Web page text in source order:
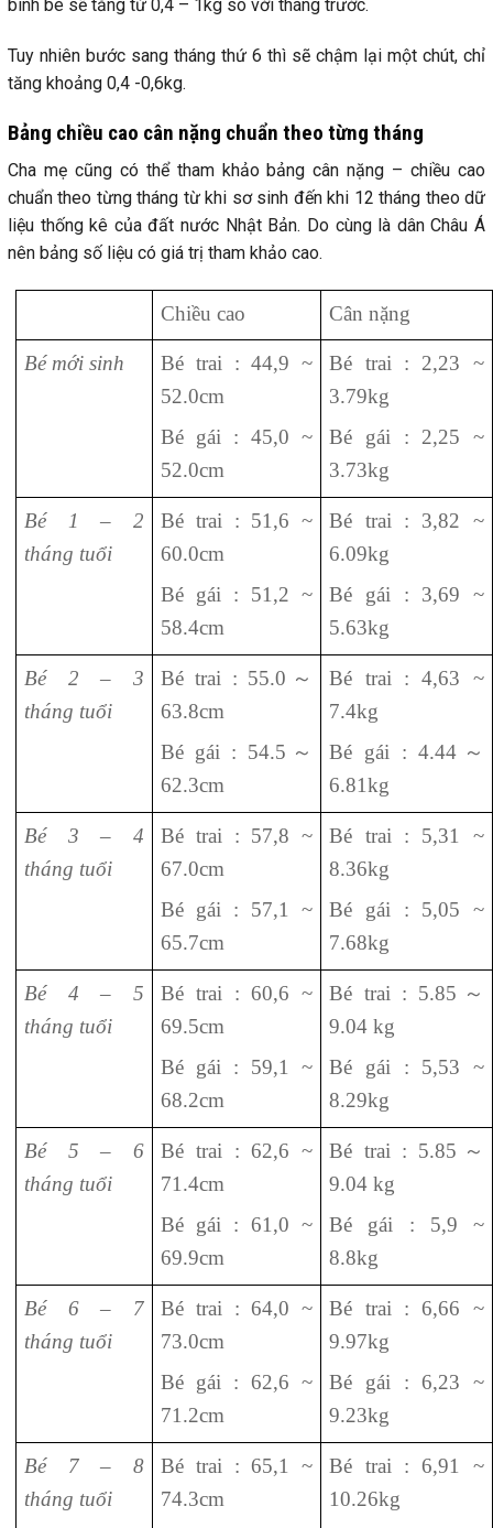
bình bé sẽ tăng từ 0,4 – 1kg so với tháng trước.
Tuy nhiên bước sang tháng thứ 6 thì sẽ chậm lại một chút, chỉ
tăng khoảng 0,4 -0,6kg.
Bảng chiều cao cân nặng chuẩn theo từng tháng
Cha mẹ cũng có thể tham khảo bảng cân nặng – chiều cao
chuẩn theo từng tháng từ khi sơ sinh đến khi 12 tháng theo dữ
liệu thống kê của đất nước Nhật Bản. Do cùng là dân Châu Á
nên bảng số liệu có giá trị tham khảo cao.
Chiều cao Cân nặng
Bé mới sinh
Bé trai : 44,9 ~
52.0cm
Bé gái : 45,0 ~
52.0cm
Bé trai : 2,23 ~
3.79kg
Bé gái : 2,25 ~
3.73kg
Bé 1 – 2
tháng tuổi
Bé trai : 51,6 ~
60.0cm
Bé gái : 51,2 ~
58.4cm
Bé trai : 3,82 ~
6.09kg
Bé gái : 3,69 ~
5.63kg
Bé 2 – 3
tháng tuổi
Bé trai : 55.0 ～
63.8cm
Bé gái : 54.5 ～
62.3cm
Bé trai : 4,63 ~
7.4kg
Bé gái : 4.44 ～
6.81kg
Bé 3 – 4
tháng tuổi
Bé trai : 57,8 ~
67.0cm
Bé gái : 57,1 ~
65.7cm
Bé trai : 5,31 ~
8.36kg
Bé gái : 5,05 ~
7.68kg
Bé 4 – 5
tháng tuổi
Bé trai : 60,6 ~
69.5cm
Bé gái : 59,1 ~
68.2cm
Bé trai : 5.85 ～
9.04 kg
Bé gái : 5,53 ~
8.29kg
Bé 5 – 6
tháng tuổi
Bé trai : 62,6 ~
71.4cm
Bé gái : 61,0 ~
69.9cm
Bé trai : 5.85 ～
9.04 kg
Bé gái : 5,9 ~
8.8kg
Bé 6 – 7
tháng tuổi
Bé trai : 64,0 ~
73.0cm
Bé gái : 62,6 ~
71.2cm
Bé trai : 6,66 ~
9.97kg
Bé gái : 6,23 ~
9.23kg
Bé 7 – 8
tháng tuổi
Bé trai : 65,1 ~
74.3cm
Bé trai : 6,91 ~
10.26kg